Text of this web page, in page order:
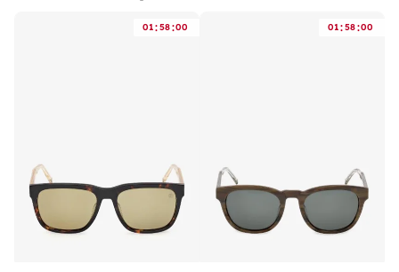
01:58:00
01:58:00